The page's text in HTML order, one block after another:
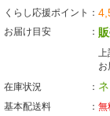
くらし応援ポイント
お届け目安
上
お
在庫状況
基本配送料
無